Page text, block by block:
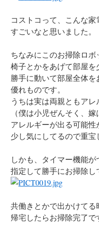
コストコって、こんな
すごいなと思いました。
ちなみにこのお掃除ロボ
椅子とかをあげて部屋を
勝手に動いて部屋全体
優れものです。
うちは実は両親ともアレ
（僕は小児ぜんそく、
アレルギーが出る可能
少し気にしてるので重宝
しかも、タイマー機能
指定して勝手にお掃除し
共働きとかで出かけて
帰宅したらお掃除完了で